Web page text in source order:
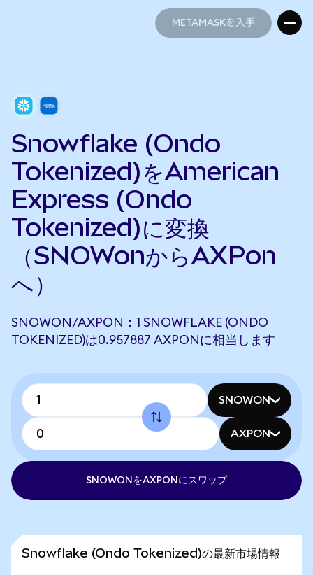
METAMASKを入手
Snowflake (Ondo
Tokenized)をAmerican
Express (Ondo
Tokenized)に変換
（SNOWonからAXPon
へ）
SNOWON/AXPON：1 SNOWFLAKE (ONDO
TOKENIZED)は0.957887 AXPONに相当します
SNOWON
AXPON
SNOWONをAXPONにスワップ
Snowflake (Ondo Tokenized)の最新市場情報